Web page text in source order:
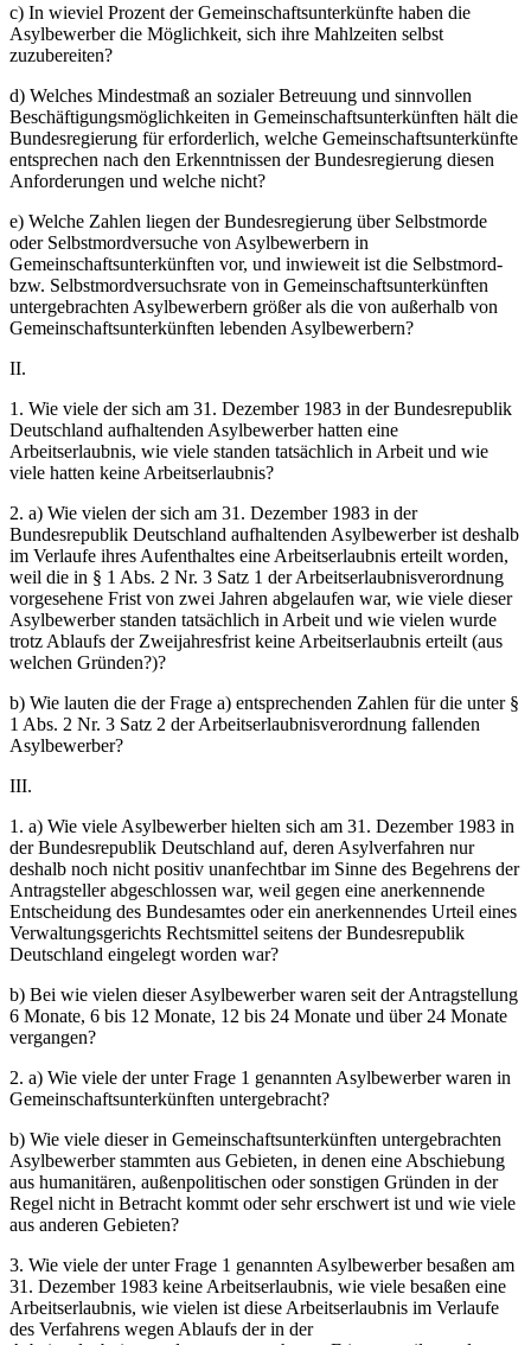
c) In wieviel Prozent der Gemeinschaftsunterkünfte haben die
Asylbewerber die Möglichkeit, sich ihre Mahlzeiten selbst
zuzubereiten?
d) Welches Mindestmaß an sozialer Betreuung und sinnvollen
Beschäftigungsmöglichkeiten in Gemeinschaftsunterkünften hält die
Bundesregierung für erforderlich, welche Gemeinschaftsunterkünfte
entsprechen nach den Erkenntnissen der Bundesregierung diesen
Anforderungen und welche nicht?
e) Welche Zahlen liegen der Bundesregierung über Selbstmorde
oder Selbstmordversuche von Asylbewerbern in
Gemeinschaftsunterkünften vor, und inwieweit ist die Selbstmord-
bzw. Selbstmordversuchsrate von in Gemeinschaftsunterkünften
untergebrachten Asylbewerbern größer als die von außerhalb von
Gemeinschaftsunterkünften lebenden Asylbewerbern?
II.
1. Wie viele der sich am 31. Dezember 1983 in der Bundesrepublik
Deutschland aufhaltenden Asylbewerber hatten eine
Arbeitserlaubnis, wie viele standen tatsächlich in Arbeit und wie
viele hatten keine Arbeitserlaubnis?
2. a) Wie vielen der sich am 31. Dezember 1983 in der
Bundesrepublik Deutschland aufhaltenden Asylbewerber ist deshalb
im Verlaufe ihres Aufenthaltes eine Arbeitserlaubnis erteilt worden,
weil die in § 1 Abs. 2 Nr. 3 Satz 1 der Arbeitserlaubnisverordnung
vorgesehene Frist von zwei Jahren abgelaufen war, wie viele dieser
Asylbewerber standen tatsächlich in Arbeit und wie vielen wurde
trotz Ablaufs der Zweijahresfrist keine Arbeitserlaubnis erteilt (aus
welchen Gründen?)?
b) Wie lauten die der Frage a) entsprechenden Zahlen für die unter §
1 Abs. 2 Nr. 3 Satz 2 der Arbeitserlaubnisverordnung fallenden
Asylbewerber?
III.
1. a) Wie viele Asylbewerber hielten sich am 31. Dezember 1983 in
der Bundesrepublik Deutschland auf, deren Asylverfahren nur
deshalb noch nicht positiv unanfechtbar im Sinne des Begehrens der
Antragsteller abgeschlossen war, weil gegen eine anerkennende
Entscheidung des Bundesamtes oder ein anerkennendes Urteil eines
Verwaltungsgerichts Rechtsmittel seitens der Bundesrepublik
Deutschland eingelegt worden war?
b) Bei wie vielen dieser Asylbewerber waren seit der Antragstellung
6 Monate, 6 bis 12 Monate, 12 bis 24 Monate und über 24 Monate
vergangen?
2. a) Wie viele der unter Frage 1 genannten Asylbewerber waren in
Gemeinschaftsunterkünften untergebracht?
b) Wie viele dieser in Gemeinschaftsunterkünften untergebrachten
Asylbewerber stammten aus Gebieten, in denen eine Abschiebung
aus humanitären, außenpolitischen oder sonstigen Gründen in der
Regel nicht in Betracht kommt oder sehr erschwert ist und wie viele
aus anderen Gebieten?
3. Wie viele der unter Frage 1 genannten Asylbewerber besaßen am
31. Dezember 1983 keine Arbeitserlaubnis, wie viele besaßen eine
Arbeitserlaubnis, wie vielen ist diese Arbeitserlaubnis im Verlaufe
des Verfahrens wegen Ablaufs der in der